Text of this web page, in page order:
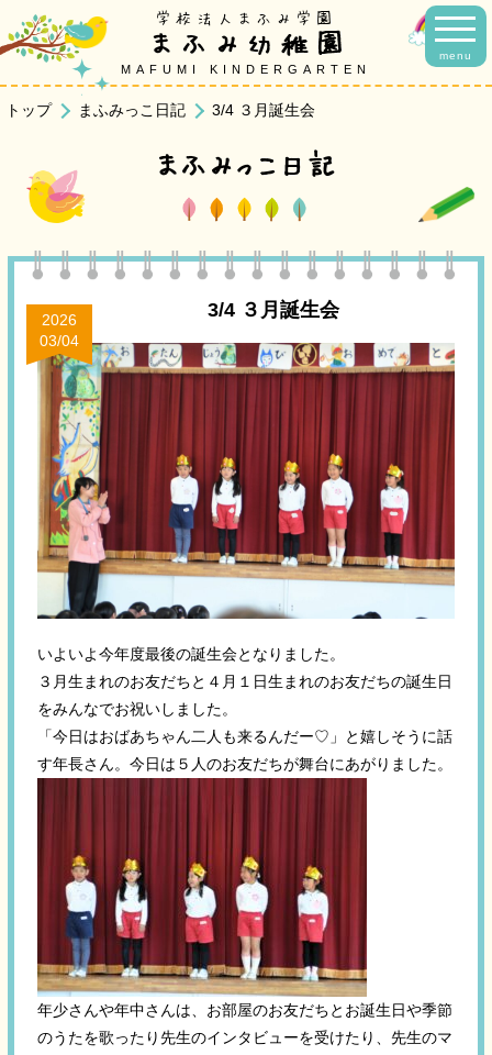
menu
学校法人まふみ学園
まふみ幼稚園
MAFUMI KINDERGARTEN
トップ まふみっこ日記 3/4 ３月誕生会
まふみっこ日記
3/4 ３月誕生会
2026
03/04
いよいよ今年度最後の誕生会となりました。
３月生まれのお友だちと４月１日生まれのお友だちの誕生日
をみんなでお祝いしました。
「今日はおばあちゃん二人も来るんだー♡」と嬉しそうに話
す年長さん。今日は５人のお友だちが舞台にあがりました。
年少さんや年中さんは、お部屋のお友だちとお誕生日や季節
のうたを歌ったり先生のインタビューを受けたり、先生のマ